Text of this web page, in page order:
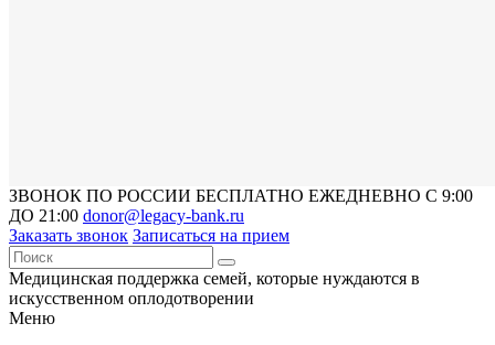
ЗВОНОК ПО РОССИИ БЕСПЛАТНО ЕЖЕДНЕВНО С 9:00
ДО 21:00 donor@legacy-bank.ru
Заказать звонок Записаться на прием
Медицинская поддержка семей, которые нуждаются в
искусственном оплодотворении
Меню